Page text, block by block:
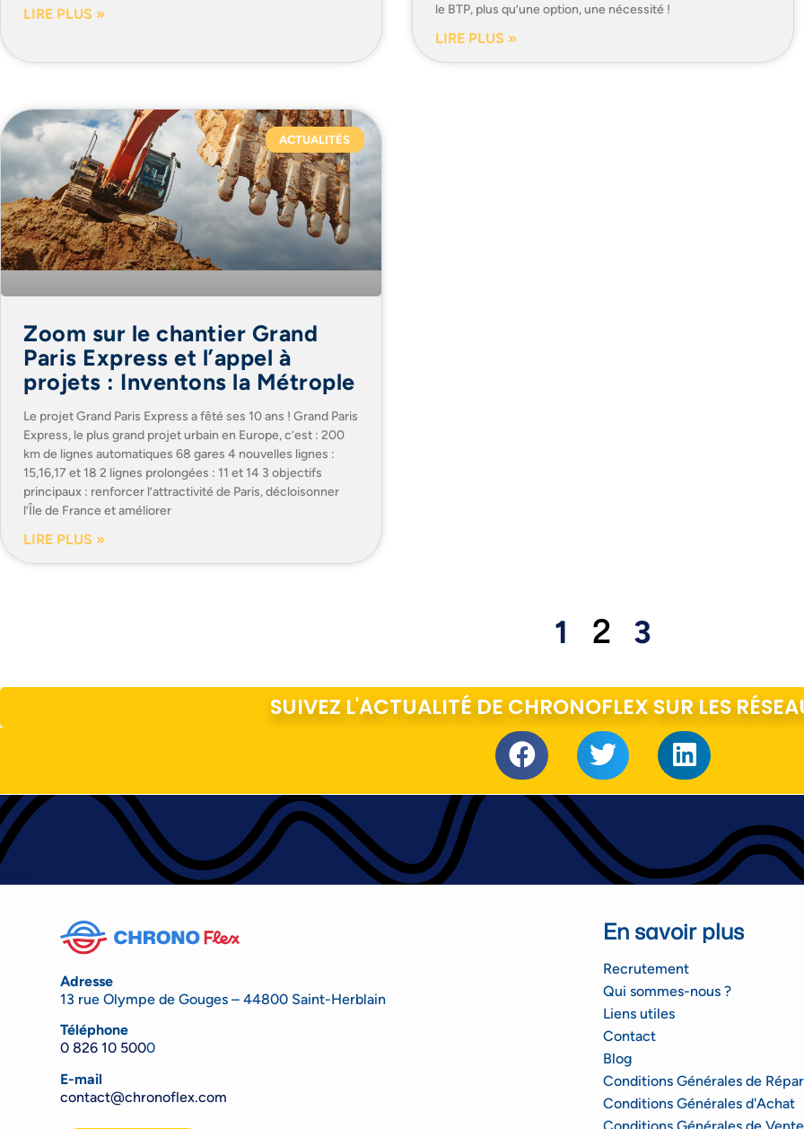
LIRE PLUS »
le BTP, plus qu’une option, une nécessité !
LIRE PLUS »
ACTUALITÉS
Zoom sur le chantier Grand
Paris Express et l’appel à
projets : Inventons la Métrople
Le projet Grand Paris Express a fêté ses 10 ans ! Grand Paris
Express, le plus grand projet urbain en Europe, c’est : 200
km de lignes automatiques 68 gares 4 nouvelles lignes :
15,16,17 et 18 2 lignes prolongées : 11 et 14 3 objectifs
principaux : renforcer l’attractivité de Paris, décloisonner
l’Île de France et améliorer
LIRE PLUS »
1 2 3
SUIVEZ L'ACTUALITÉ DE CHRONOFLEX SUR LES
Adresse
13 rue Olympe de Gouges – 44800 Saint-Herblain
Téléphone
0 826 10 5000
E-mail
contact@chronoflex.com
En savoir plus
Recrutement
Qui sommes-nous ?
Liens utiles
Contact
Blog
Conditions Générales de
Conditions Générales d'Achat
Conditions Générales de